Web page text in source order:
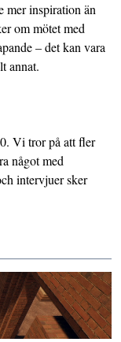
mer inspiration än
om mötet med
– det kan vara
annat.
Vi tror på att fler
något med
intervjuer sker